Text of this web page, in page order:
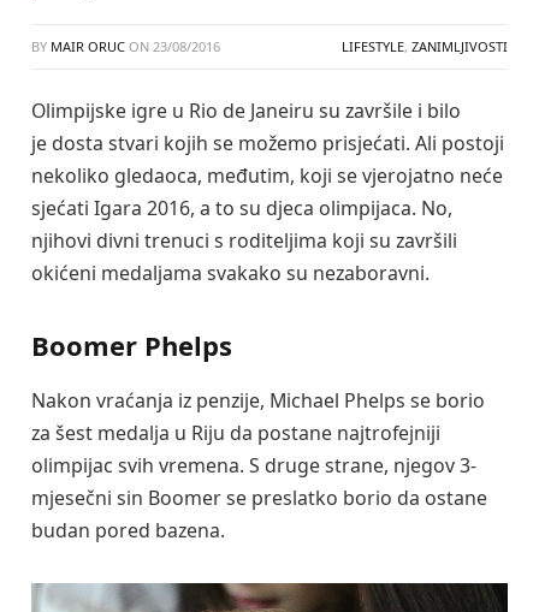
BY MAIR ORUC ON 23/08/2016 LIFESTYLE, ZANIMLJIVOSTI
Olimpijske igre u Rio de Janeiru su završile i bilo
je dosta stvari kojih se možemo prisjećati. Ali postoji
nekoliko gledaoca, međutim, koji se vjerojatno neće
sjećati Igara 2016, a to su djeca olimpijaca. No,
njihovi divni trenuci s roditeljima koji su završili
okićeni medaljama svakako su nezaboravni.
Boomer Phelps
Nakon vraćanja iz penzije, Michael Phelps se borio
za šest medalja u Riju da postane najtrofejniji
olimpijac svih vremena. S druge strane, njegov 3-
mjesečni sin Boomer se preslatko borio da ostane
budan pored bazena.